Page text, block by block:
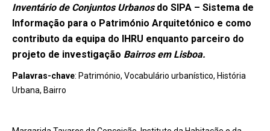
Inventário de Conjuntos Urbanosdo SIPA – Sistema de
Informação para o Património Arquitetónico e como
contributo da equipa do IHRU enquanto parceiro do
projeto de investigação Bairros em Lisboa.
Palavras-chave: Património, Vocabulário urbanístico, História
Urbana, Bairro